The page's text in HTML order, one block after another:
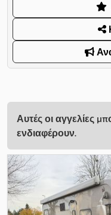
Αυτές οι αγγελίες
ενδιαφέρουν.